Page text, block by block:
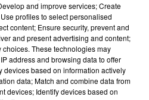
TENNIS FAUTEUIL À
and improve services; Create
profiles to select personalised
content; Ensure security, prevent and
and present advertising and content;
These technologies may
address and browsing data to offer
devices based on information actively
data; Match and combine data from
devices; Identify devices based on